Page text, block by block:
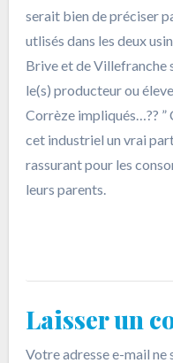
serait bien de préciser
utlisés dans les deux
Brive et de
le(s) producteur ou
Corrèze impliqués…?? ”
cet industriel un vrai
rassurant pour les
leurs parents.
Laisser un
Votre adresse e-mail ne